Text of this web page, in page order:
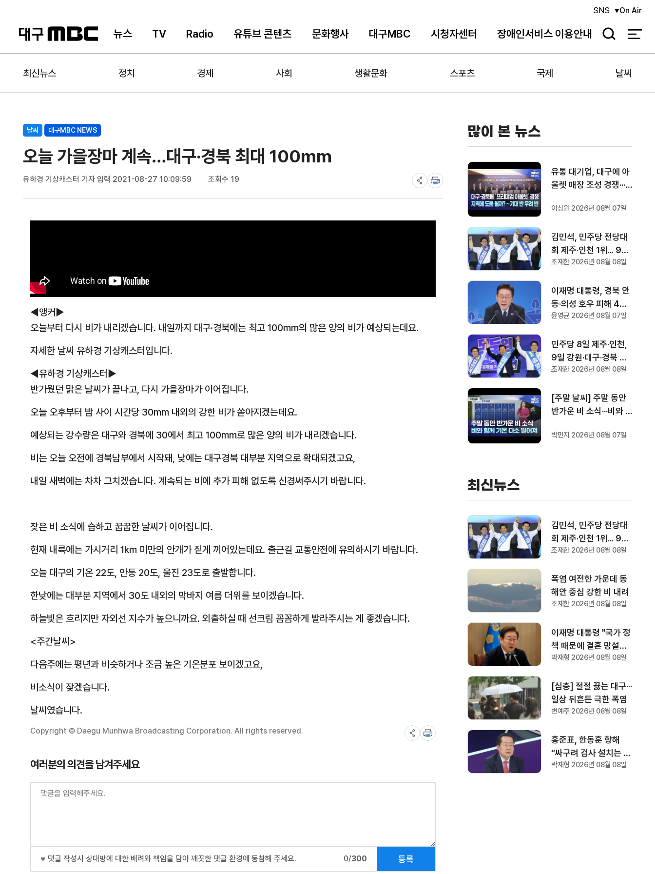
뉴스 TV Radio 유튜브 콘텐츠 문화행사 대구MBC 시청자센터 장애인서비스 이용안내
SNS On Air
검
최신뉴스 정치 경제 사회 생활문화 스포츠 국제 날씨
날씨 대구MBC NEWS
오늘 가을장마 계속…대구·경북 최대 100mm
유하경 기상캐스터 기자입력 2021-08-27 10:09:59 조회수 19
◀앵커▶
오늘부터 다시 비가 내리겠습니다. 내일까지 대구·경북에는 최고 100mm의 많은 양의 비가 예상되는데요.
자세한 날씨 유하경 기상캐스터입니다.
◀유하경 기상캐스터▶
반가웠던 맑은 날씨가 끝나고, 다시 가을장마가 이어집니다.
오늘 오후부터 밤 사이 시간당 30mm 내외의 강한 비가 쏟아지겠는데요.
예상되는 강수량은 대구와 경북에 30에서 최고 100mm로 많은 양의 비가 내리겠습니다.
비는 오늘 오전에 경북남부에서 시작돼, 낮에는 대구경북 대부분 지역으로 확대되겠고요,
내일 새벽에는 차차 그치겠습니다.계속되는 비에 추가 피해 없도록 신경써주시기 바랍니다.
잦은 비 소식에 습하고 꿉꿉한 날씨가 이어집니다.
현재 내륙에는 가시거리 1km 미만의 안개가 짙게 끼어있는데요. 출근길 교통안전에 유의하시기 바랍니다.
오늘 대구의 기온 22도, 안동 20도, 울진 23도로 출발합니다.
한낮에는 대부분 지역에서 30도 내외의 막바지 여름 더위를 보이겠습니다.
하늘빛은 흐리지만 자외선 지수가 높으니까요.외출하실 때 선크림 꼼꼼하게 발라주시는 게 좋겠습니다.
<주간날씨>
다음주에는 평년과 비슷하거나 조금 높은 기온분포 보이겠고요,
비소식이 잦겠습니다.
날씨였습니다.
Copyright © Daegu Munhwa Broadcasting Corporation. All rights reserved.
여러분의 의견을 남겨주세요
※ 댓글 작성시 상대방에 대한 배려와 책임을 담아 깨끗한 댓글 환경에 동참해 주세요. 0/300 등록
많이 본 뉴스
유통 대기업, 대구에 아
울렛 매장 조성 경쟁···기
이상원 2026년 08월 07일
김민석, 민주당 전당대
회 제주·인천 1위... 9일
에는 강원·대구·경북 경
조재한 2026년 08월 08일
이재명 대통령, 경북 안
동·의성 호우 피해 4개
면 특별재난지역 선포···
윤영균 2026년 08월 07일
민주당 8일 제주·인천,
9일 강원·대구·경북 순
회 경선, 승부처 앞두고
조재한 2026년 08월 08일
[주말 날씨] 주말 동안
반가운 비 소식···비와 함
박민지 2026년 08월 07일
최신뉴스
김민석, 민주당 전당대
회 제주·인천 1위... 9일
에는 강원·대구·경북 경
조재한 2026년 08월 08일
폭염 여전한 가운데 동
해안 중심 강한 비 내려
조재한 2026년 08월 08일
이재명 대통령 "국가 정
책 때문에 결혼 망설이
는 일은 결코 없어
상 불이익 면밀히 조사
지시
박재형 2026년 08월 08일
[심층] 절절 끓는 대구···
일상 뒤흔든 극한 폭염
변예주 2026년 08월 08일
홍준표, 한동훈 향해
“싸구려 검사 설치는 세
상 되어선 안돼” "검찰
박재형 2026년 08월 08일